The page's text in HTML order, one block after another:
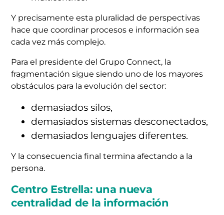
Y precisamente esta pluralidad de perspectivas
hace que coordinar procesos e información sea
cada vez más complejo.
Para el presidente del Grupo Connect, la
fragmentación sigue siendo uno de los mayores
obstáculos para la evolución del sector:
demasiados silos,
demasiados sistemas desconectados,
demasiados lenguajes diferentes.
Y la consecuencia final termina afectando a la
persona.
Centro Estrella: una nueva
centralidad de la información